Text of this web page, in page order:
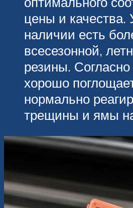
цены и качества.
наличии есть
всесезонной,
резины.
хорошо
нормально
трещины и ямы